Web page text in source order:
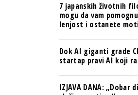
7 japanskih životnih
mogu da vam
lenjost i ostanete
Dok AI giganti grade
startap pravi AI koji
IZJAVA DANA: